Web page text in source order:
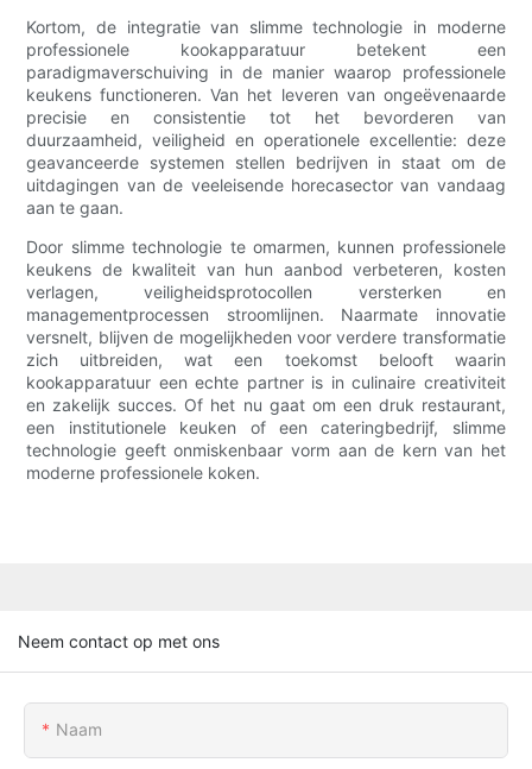
Kortom, de integratie van slimme technologie in moderne
professionele kookapparatuur betekent een
paradigmaverschuiving in de manier waarop professionele
keukens functioneren. Van het leveren van ongeëvenaarde
precisie en consistentie tot het bevorderen van
duurzaamheid, veiligheid en operationele excellentie: deze
geavanceerde systemen stellen bedrijven in staat om de
uitdagingen van de veeleisende horecasector van vandaag
aan te gaan.
Door slimme technologie te omarmen, kunnen professionele
keukens de kwaliteit van hun aanbod verbeteren, kosten
verlagen, veiligheidsprotocollen versterken en
managementprocessen stroomlijnen. Naarmate innovatie
versnelt, blijven de mogelijkheden voor verdere transformatie
zich uitbreiden, wat een toekomst belooft waarin
kookapparatuur een echte partner is in culinaire creativiteit
en zakelijk succes. Of het nu gaat om een ​​druk restaurant,
een institutionele keuken of een cateringbedrijf, slimme
technologie geeft onmiskenbaar vorm aan de kern van het
moderne professionele koken.
Neem contact op met ons
Naam